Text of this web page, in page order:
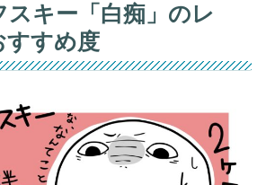
スキー「白痴」のレ
すすめ度